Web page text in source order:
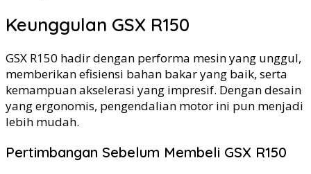
Keunggulan GSX R150
GSX R150 hadir dengan performa mesin yang unggul,
memberikan efisiensi bahan bakar yang baik, serta
kemampuan akselerasi yang impresif. Dengan desain
yang ergonomis, pengendalian motor ini pun menjadi
lebih mudah.
Pertimbangan Sebelum Membeli GSX R150